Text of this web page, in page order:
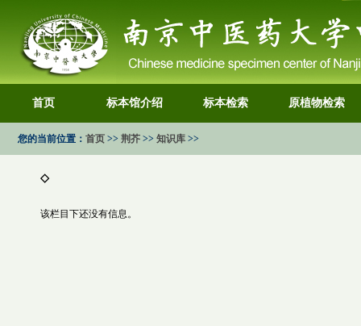
首页 标本馆介绍 标本检索 原植物检索
您的当前位置： 首页 >> 荆芥 >> 知识库 >>
◇
该栏目下还没有信息。